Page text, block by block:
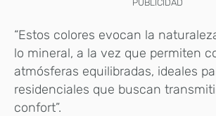
PUBLICIDAD
“Estos colores evocan la
lo mineral, a la vez que permiten
atmósferas equilibradas, ideales
residenciales que buscan
confort”.